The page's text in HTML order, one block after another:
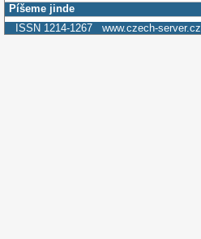
Píšeme jinde
ISSN 1214-1267 www.czech-server.cz